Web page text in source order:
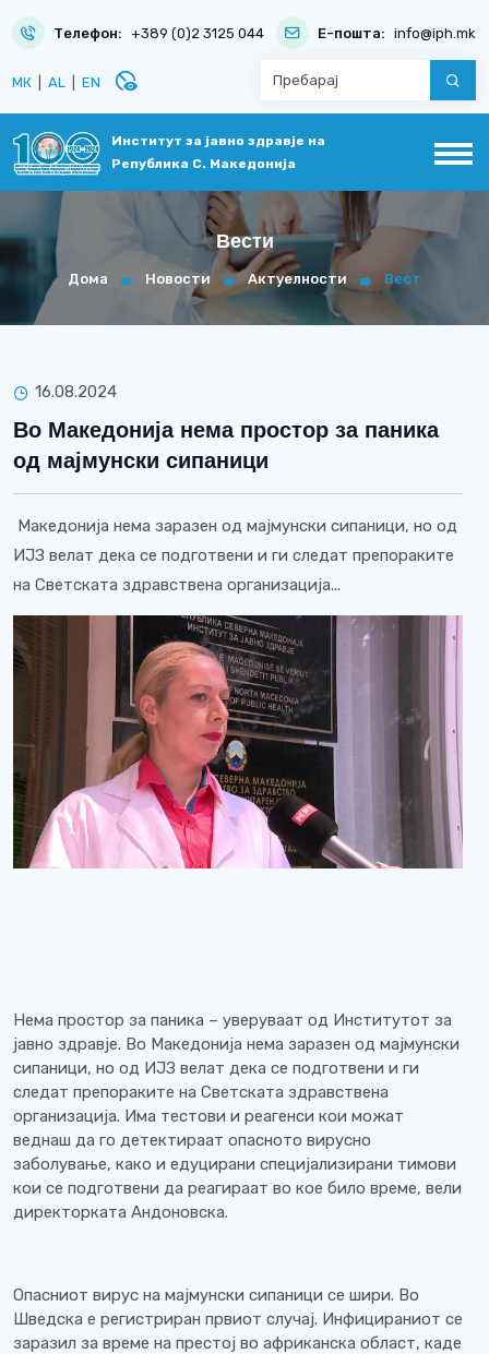
Телефон: +389 (0)2 3125 044 Е-пошта: info@iph.mk
МК AL EN disabled_visible
Институт за јавно здравје на
Република С. Македонија
Вести
Дома Новости Актуелности Вест
16.08.2024
Во Македонија нема простор за паника
од мајмунски сипаници
Македонија нема заразен од мајмунски сипаници, но од
ИЈЗ велат дека се подготвени и ги следат препораките
на Светската здравствена организација...
Нема простор за паника – уверуваат од Институтот за
јавно здравје. Во Македонија нема заразен од мајмунски
сипаници, но од ИЈЗ велат дека се подготвени и ги
следат препораките на Светската здравствена
организација. Има тестови и реагенси кои можат
веднаш да го детектираат опасното вирусно
заболување, како и едуцирани специјализирани тимови
кои се подготвени да реагираат во кое било време, вели
директорката Андоновска.
Опасниот вирус на мајмунски сипаници се шири. Во
Шведска е регистриран првиот случај. Инфицираниот се
заразил за време на престој во африканска област, каде